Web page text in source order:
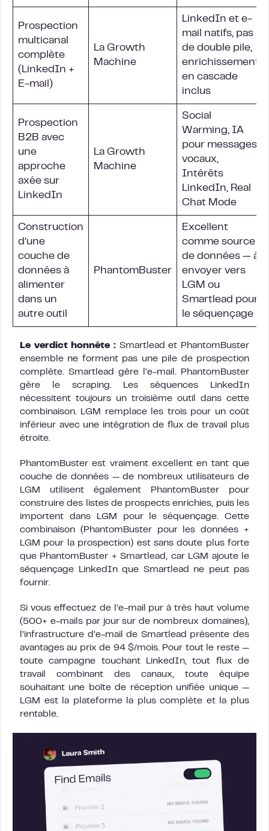
Prospection
multicanal
complète
(LinkedIn +
E-mail)
La Growth
Machine
LinkedIn et e-
mail natifs, pas
de double pile,
enrichissement
en cascade
inclus
Prospection
B2B avec
une
approche
axée sur
LinkedIn
La Growth
Machine
Social
Warming, IA
pour messages
vocaux,
Intérêts
LinkedIn, Real
Chat Mode
Construction
d’une
couche de
données à
alimenter
dans un
autre outil
PhantomBuster
Excellent
comme source
de données — à
envoyer vers
LGM ou
Smartlead pour
le séquençage
Le verdict honnête : Smartlead et PhantomBuster
ensemble ne forment pas une pile de prospection
complète. Smartlead gère l’e-mail. PhantomBuster
gère le scraping. Les séquences LinkedIn
nécessitent toujours un troisième outil dans cette
combinaison. LGM remplace les trois pour un coût
inférieur avec une intégration de flux de travail plus
étroite.
PhantomBuster est vraiment excellent en tant que
couche de données — de nombreux utilisateurs de
LGM utilisent également PhantomBuster pour
construire des listes de prospects enrichies, puis les
importent dans LGM pour le séquençage. Cette
combinaison (PhantomBuster pour les données +
LGM pour la prospection) est sans doute plus forte
que PhantomBuster + Smartlead, car LGM ajoute le
séquençage LinkedIn que Smartlead ne peut pas
fournir.
Si vous effectuez de l’e-mail pur à très haut volume
(500+ e-mails par jour sur de nombreux domaines),
l’infrastructure d’e-mail de Smartlead présente des
avantages au prix de 94 $/mois. Pour tout le reste —
toute campagne touchant LinkedIn, tout flux de
travail combinant des canaux, toute équipe
souhaitant une boîte de réception unifiée unique —
LGM est la plateforme la plus complète et la plus
rentable.